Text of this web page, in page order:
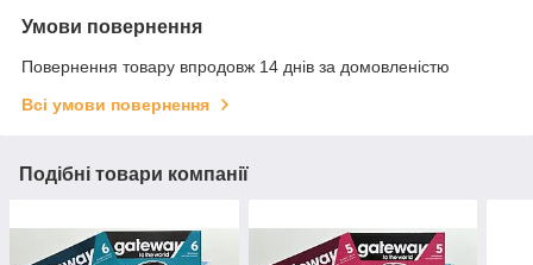
Умови повернення
Повернення товару впродовж 14 днів за домовленістю
Всі умови повернення
Подібні товари компанії